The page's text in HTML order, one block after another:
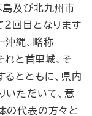
島及び北九州市
回目となります
沖縄、略称
れと首里城、そ
とともに、県内
いただいて、意
の代表の方々と